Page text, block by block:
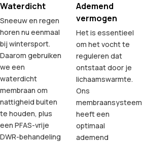
Waterdicht
Sneeuw en regen
horen nu eenmaal
bij wintersport.
Daarom gebruiken
we een
waterdicht
membraan om
nattigheid buiten
te houden, plus
een PFAS-vrije
DWR-behandeling
Ademend
vermogen
Het is essentieel
om het vocht te
reguleren dat
ontstaat door je
lichaamswarmte.
Ons
membraansysteem
heeft een
optimaal
ademend